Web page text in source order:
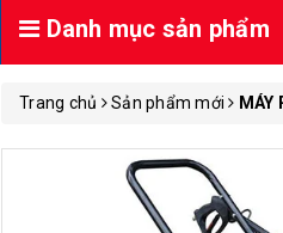
Danh mục sản phẩm
Trang chủ Sản phẩm mới MÁY